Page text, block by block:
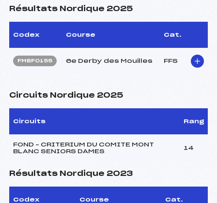
Résultats Nordique 2025
Codex Course Cat.
FMBF0155 6e Derby des Mouilles FFS
Circuits Nordique 2025
Circuits Rang
FOND – CRITERIUM DU COMITE MONT
BLANC SENIORS DAMES
14
Résultats Nordique 2023
Codex Course Cat.